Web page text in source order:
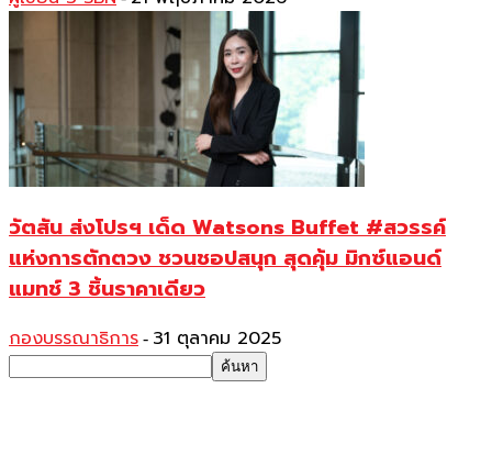
วัตสัน ส่งโปรฯ เด็ด Watsons Buffet #สวรรค์
แห่งการตักตวง ชวนชอปสนุก สุดคุ้ม มิกซ์แอนด์
แมทช์ 3 ชิ้นราคาเดียว
กองบรรณาธิการ - 31 ตุลาคม 2025